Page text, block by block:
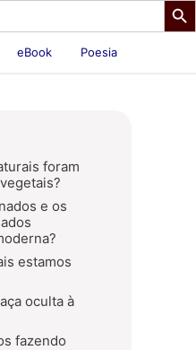
eBook Poesia
foram
e os
estamos
oculta à
fazendo